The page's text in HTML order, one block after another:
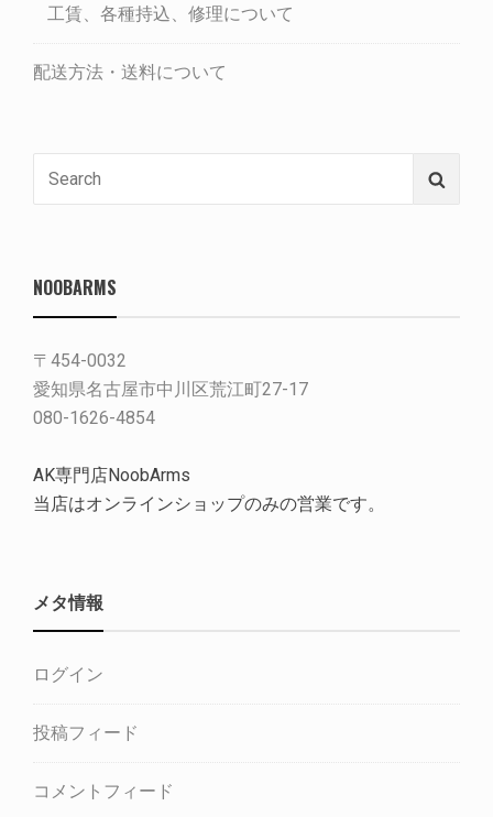
工賃、各種持込、修理について
配送方法・送料について
NOOBARMS
〒454-0032
愛知県名古屋市中川区荒江町27-17
080-1626-4854
AK専門店NoobArms
当店はオンラインショップのみの営業です。
メタ情報
ログイン
投稿フィード
コメントフィード